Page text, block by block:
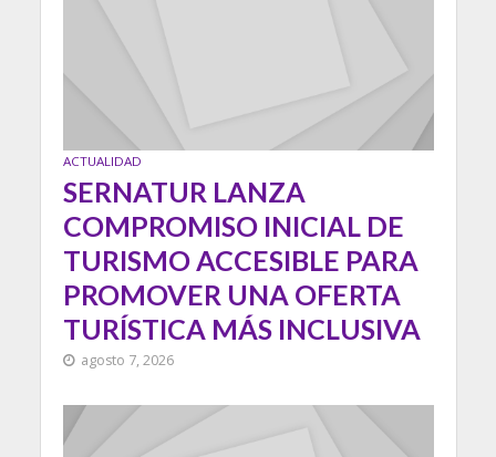
ACTUALIDAD
SERNATUR LANZA
COMPROMISO INICIAL DE
TURISMO ACCESIBLE PARA
PROMOVER UNA OFERTA
TURÍSTICA MÁS INCLUSIVA
agosto 7, 2026